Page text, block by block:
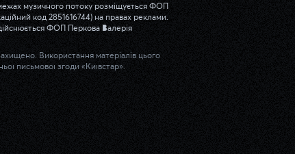
музичного потоку розміщується ФОП
код 2851616744) на правах реклами.
ФОП Перкова Валерія
Використання матеріалів цього
письмової згоди «Київстар».